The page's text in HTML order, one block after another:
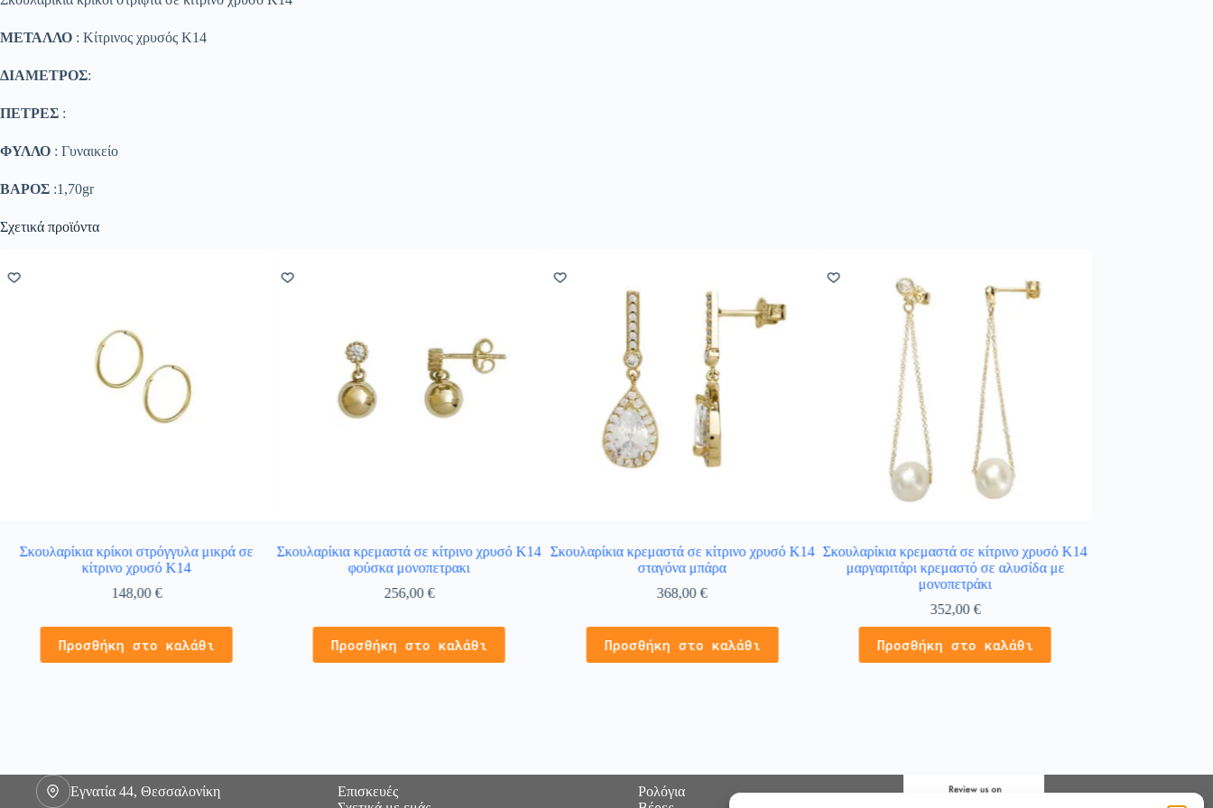
ΜΕΤΑΛΛΟ : Κίτρινος χρυσός K14
ΔΙΑΜΕΤΡΟΣ:
ΠΕΤΡΕΣ :
ΦΥΛΛΟ : Γυναικείο
ΒΑΡΟΣ :1,70gr
Σχετικά προϊόντα
Σκουλαρίκια κρίκοι στρόγγυλα μικρά σε
κίτρινο χρυσό Κ14
148,00€
Προσθήκη στο καλάθι
Σκουλαρίκια κρεμαστά σε κίτρινο χρυσό Κ14
φούσκα μονοπετρακι
256,00€
Προσθήκη στο καλάθι
Σκουλαρίκια κρεμαστά σε κίτρινο χρυσό Κ14
σταγόνα μπάρα
368,00€
Προσθήκη στο καλάθι
Σκουλαρίκια κρεμαστά σε κίτρινο χρυσό Κ14
μαργαριτάρι κρεμαστό σε αλυσίδα με
μονοπετράκι
352,00€
Προσθήκη στο καλάθι
Εγνατία 44, Θεσσαλονίκη
Επισκευές
Ρολόγια